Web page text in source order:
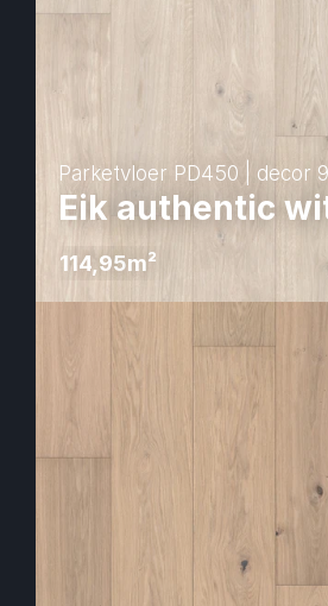
Parketvloer PD450 | decor
Eik authentic
114,95m²